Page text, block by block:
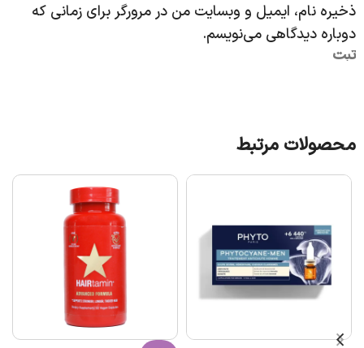
ذخیره نام، ایمیل و وبسایت من در مرورگر برای زمانی که
دوباره دیدگاهی می‌نویسم.
محصولات مرتبط